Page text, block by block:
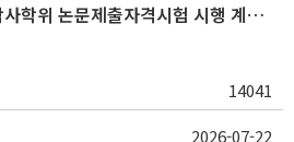
2026학년도 2학기 석·박사학위 논문제출자격시험 시행 계획 공고
14041
2026-07-22